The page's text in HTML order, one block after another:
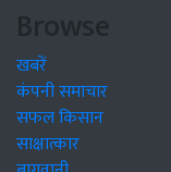
Browse
खबरें
कंपनी समाचार
सफल किसान
साक्षात्कार